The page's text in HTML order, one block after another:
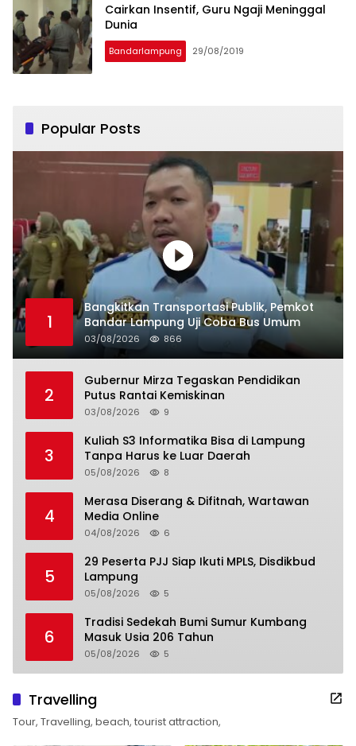
Cairkan Insentif, Guru Ngaji Meninggal
Dunia
Bandarlampung 29/08/2019
Popular Posts
1
Bangkitkan Transportasi Publik, Pemkot
Bandar Lampung Uji Coba Bus Umum
03/08/2026 866
2
Gubernur Mirza Tegaskan Pendidikan
Putus Rantai Kemiskinan
03/08/2026 9
3
Kuliah S3 Informatika Bisa di Lampung
Tanpa Harus ke Luar Daerah
05/08/2026 8
4
Merasa Diserang & Difitnah, Wartawan
Media Online
04/08/2026 6
5
29 Peserta PJJ Siap Ikuti MPLS, Disdikbud
Lampung
05/08/2026 5
6
Tradisi Sedekah Bumi Sumur Kumbang
Masuk Usia 206 Tahun
05/08/2026 5
Travelling
Tour, Travelling, beach, tourist attraction,